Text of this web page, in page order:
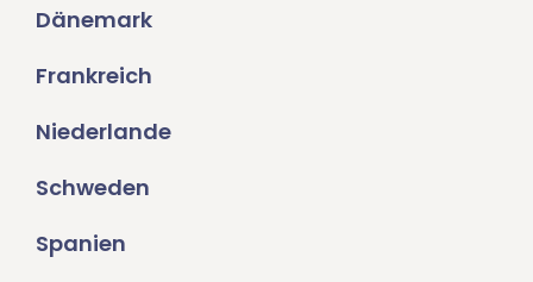
Dänemark
Frankreich
Niederlande
Schweden
Spanien